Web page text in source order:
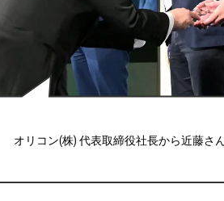
オリコン(株) 代表取締役社長から近藤さ